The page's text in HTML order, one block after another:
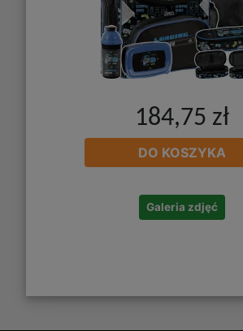
184,75 zł
DO KOSZYKA
Galeria zdjęć